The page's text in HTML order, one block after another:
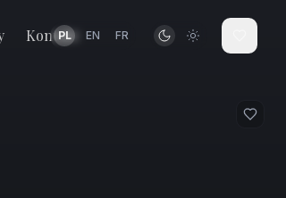
Kontakt
PL EN FR 15 354